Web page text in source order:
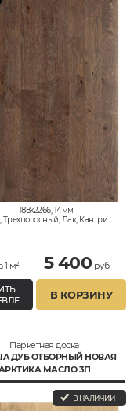
188x2266, 14мм
Трехполосный, Лак, Кантри
1 м² 5 400 руб.
В КОРЗИНУ
Паркетная доска
ДУБ ОТБОРНЫЙ НОВАЯ
МАСЛО 3П
В НАЛИЧИИ